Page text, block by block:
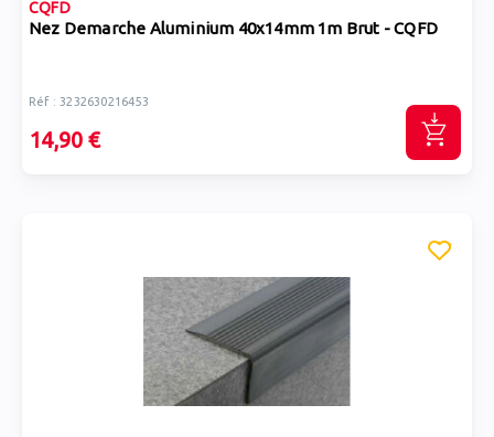
CQFD
Nez Demarche Aluminium 40x14mm 1m Brut - CQFD
Réf : 3232630216453
14,90 €